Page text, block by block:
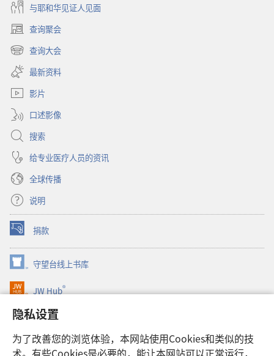
隐私设置
为了改善您的浏览体验，本网站使用Cookies和类似的技
术。有些Cookies是必要的，能让本网站可以正常运行，
与耶和华见证人见面
查询聚会
（打
开
新
窗
口）
查询大会
（打
开
新
窗
最新资料
影片
口述影像
搜索
给专业医疗人员的资讯
全球传播
说明
捐款
（打
开
新
窗
口）
守望台线上书库
（打
开
新
口）
JW Hub®
（打
开
新
口）
JW Library®
Watchtower Library